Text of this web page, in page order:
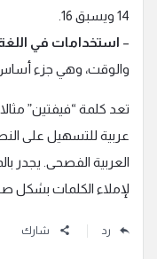
14 ويسبق 16.
– استخدامات في
والوقت، وهي جزء أساس
تعد كلمة “فيفتين”
عربية للتسهيل على
العربية الفصحى. يجدر
لإملاء الكلمات بشكل
رد شارك